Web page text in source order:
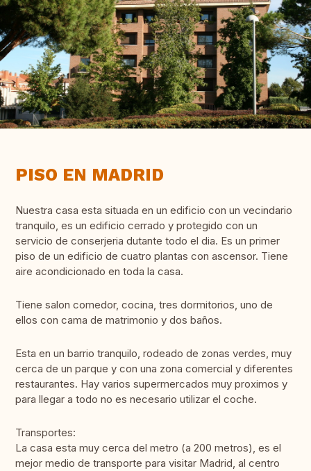
PISO EN MADRID
Nuestra casa esta situada en un edificio con un vecindario
tranquilo, es un edificio cerrado y protegido con un
servicio de conserjeria dutante todo el dia. Es un primer
piso de un edificio de cuatro plantas con ascensor. Tiene
aire acondicionado en toda la casa.
Tiene salon comedor, cocina, tres dormitorios, uno de
ellos con cama de matrimonio y dos baños.
Esta en un barrio tranquilo, rodeado de zonas verdes, muy
cerca de un parque y con una zona comercial y diferentes
restaurantes. Hay varios supermercados muy proximos y
para llegar a todo no es necesario utilizar el coche.
Transportes:
La casa esta muy cerca del metro (a 200 metros), es el
mejor medio de transporte para visitar Madrid, al centro